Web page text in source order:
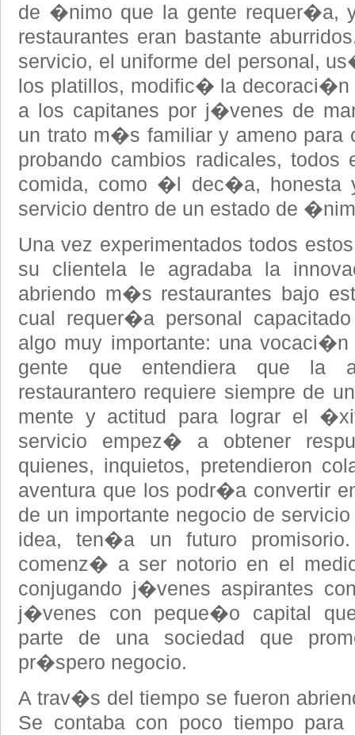
de �nimo que la gente requer�a,
restaurantes eran bastante
servicio, el uniforme del personal,
los platillos, modific� la
a los capitanes por j�venes de
un trato m�s familiar y ameno para
probando cambios radicales, todos
comida, como �l dec�a, honesta
servicio dentro de un estado de
Una vez experimentados todos
su clientela le agradaba la
abriendo m�s restaurantes bajo
cual requer�a personal
algo muy importante: una
gente que entendiera que la
restaurantero requiere siempre de
mente y actitud para lograr el
servicio empez� a obtener
quienes, inquietos, pretendieron
aventura que los podr�a convertir
de un importante negocio de
idea, ten�a un futuro
comenz� a ser notorio en el
conjugando j�venes aspirantes
j�venes con peque�o capital
parte de una sociedad que
pr�spero negocio.
A trav�s del tiempo se fueron
Se contaba con poco tiempo